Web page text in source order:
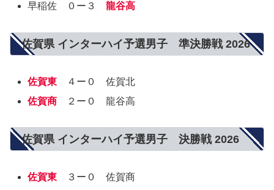
早稲佐 ０ー３龍谷高
佐賀県 インターハイ予選男子 準決勝戦 2026
佐賀東 ４ー０ 佐賀北
佐賀商 ２ー０ 龍谷高
佐賀県 インターハイ予選男子 決勝戦 2026
佐賀東 ３ー０ 佐賀商